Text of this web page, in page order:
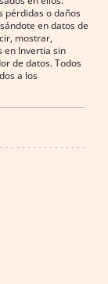
pérdidas o daños
en datos de
mostrar,
en Invertia sin
de datos. Todos
a los